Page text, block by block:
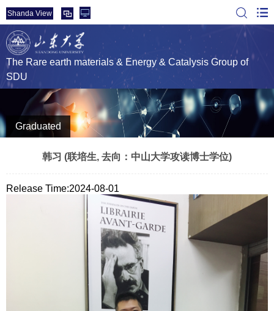
Shanda View
The Rare earth materials & Energy & Catalysis Group of
SDU
Graduated
韩习 (联培生, 去向：中山大学攻读博士学位)
Release Time:2024-08-01